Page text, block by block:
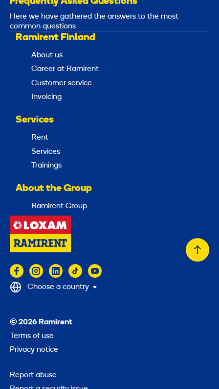
Here we have gathered the answers to the most
common questions
Ramirent Finland
About us
Career at Ramirent
Customer service
Invoicing
Services
Rent
Services
Trainings
About the Group
Ramirent Group
Back
© 2026 Ramirent
Terms of use
Privacy notice
Report abuse
Choose a country